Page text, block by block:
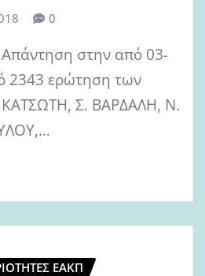
0
στην από 03-
2343 ερώτηση των
ΚΑΤΣΩΤΗ, Σ. ΒΑΡΔΑΛΗ, Ν.
ΕΑΚΠ